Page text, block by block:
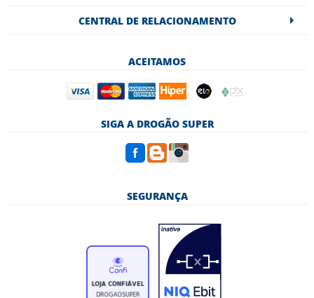
CENTRAL DE RELACIONAMENTO
ACEITAMOS
SIGA A DROGÃO SUPER
SEGURANÇA